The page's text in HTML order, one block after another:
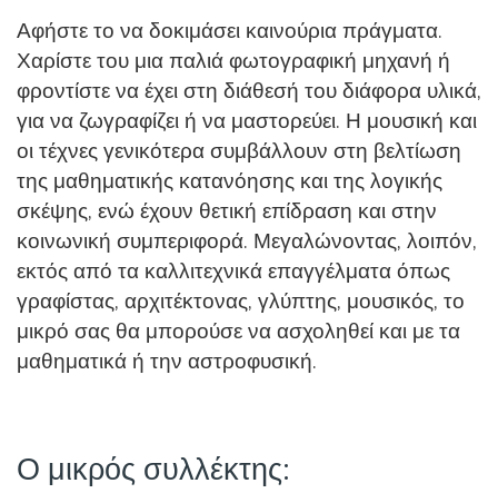
Αφήστε το να δοκιμάσει καινούρια πράγματα.
Χαρίστε του μια παλιά φωτογραφική μηχανή ή
φροντίστε να έχει στη διάθεσή του διάφορα υλικά,
για να ζωγραφίζει ή να μαστορεύει. Η μουσική και
οι τέχνες γενικότερα συμβάλλουν στη βελτίωση
της μαθηματικής κατανόησης και της λογικής
σκέψης, ενώ έχουν θετική επίδραση και στην
κοινωνική συμπεριφορά. Μεγαλώνοντας, λοιπόν,
εκτός από τα καλλιτεχνικά επαγγέλματα όπως
γραφίστας, αρχιτέκτονας, γλύπτης, μουσικός, το
μικρό σας θα μπορούσε να ασχοληθεί και με τα
μαθηματικά ή την αστροφυσική.
Ο μικρός συλλέκτης: